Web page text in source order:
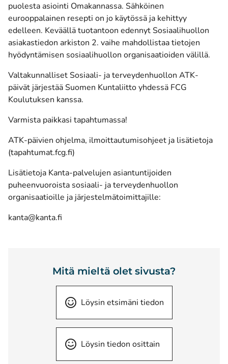
puolesta asiointi Omakannassa. Sähköinen
eurooppalainen resepti on jo käytössä ja kehittyy
edelleen. Keväällä tuotantoon edennyt Sosiaalihuollon
asiakastiedon arkiston 2. vaihe mahdollistaa tietojen
hyödyntämisen sosiaalihuollon organisaatioiden välillä.
Valtakunnalliset Sosiaali- ja terveydenhuollon ATK-
päivät järjestää Suomen Kuntaliitto yhdessä FCG
Koulutuksen kanssa.
Varmista paikkasi tapahtumassa!
ATK-päivien ohjelma, ilmoittautumisohjeet ja lisätietoja
(tapahtumat.fcg.fi)
Lisätietoja Kanta-palvelujen asiantuntijoiden
puheenvuoroista sosiaali- ja terveydenhuollon
organisaatioille ja järjestelmätoimittajille:
kanta@kanta.fi
Mitä mieltä olet sivusta?
Löysin etsimäni tiedon
Löysin tiedon osittain